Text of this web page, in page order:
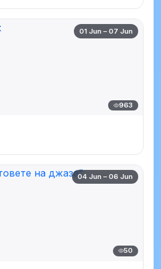
01 Jun – 07 Jun
963
04 Jun – 06 Jun
50